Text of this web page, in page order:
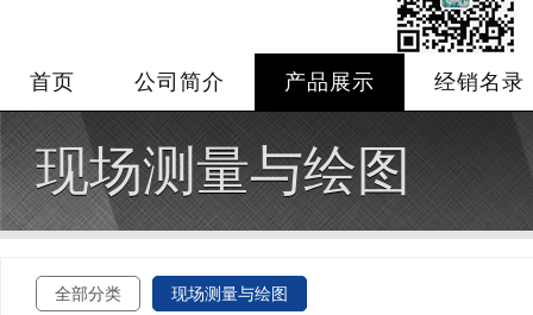
首页 公司简介 产品展示 经销名录
现场测量与绘图
全部分类 现场测量与绘图